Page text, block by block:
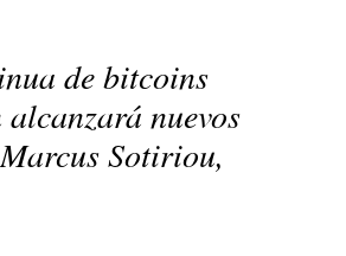
de bitcoins
nuevos
Sotiriou,